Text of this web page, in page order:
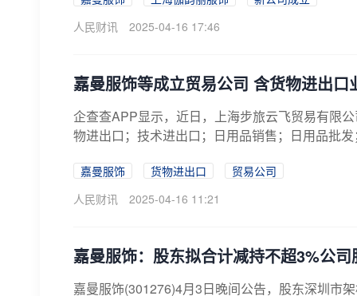
人民财讯
2025-04-16 17:46
嘉曼服饰等成立贸易公司 含货物进出口
企查查APP显示，近日，上海步旅云飞贸易有限
物进出口；技术进出口；日用品销售；日用品批
嘉曼服饰 货物进出口
贸易公司
人民财讯
2025-04-16 11:21
嘉曼服饰：股东拟合计减持不超3%公司
嘉曼服饰(301276)4月3日晚间公告，股东深圳市